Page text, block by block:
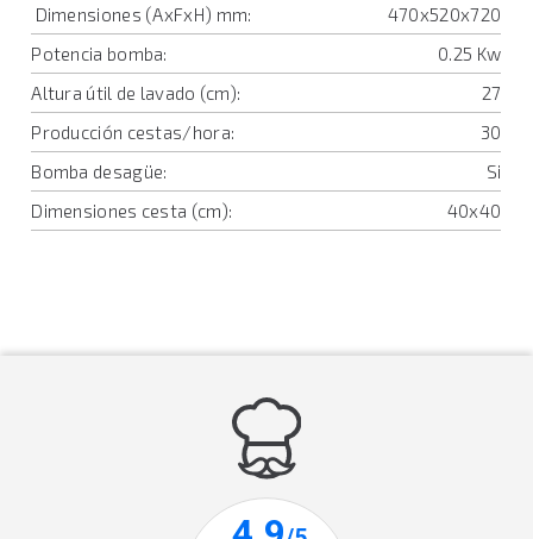
Dimensiones (AxFxH) mm:
470x520x720
Potencia bomba:
0.25 Kw
Altura útil de lavado (cm):
27
Producción cestas/hora:
30
Bomba desagüe:
Si
Dimensiones cesta (cm):
40x40